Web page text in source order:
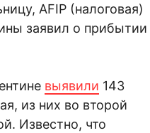
AFIP (налоговая)
заявил о прибытии
выявили 143
из них во второй
Известно, что